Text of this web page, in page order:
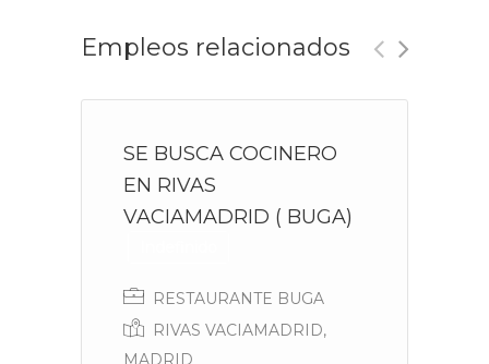
Empleos relacionados
SE BUSCA COCINERO
EN RIVAS
VACIAMADRID ( BUGA)
RESTAURANTE BUGA
RIVAS VACIAMADRID,
MADRID